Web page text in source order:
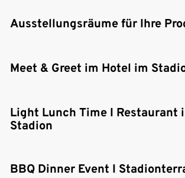
Ausstellungsräume für Ihre
Meet & Greet im Hotel im
Light Lunch Time I Restaurant
Stadion
BBQ Dinner Event I